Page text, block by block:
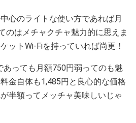
心のライトな使い方であれば月
のはメチャクチャ魅力的に思えま
ットWi-Fiを持っていれば尚更！
あっても月額750円弱ってのも魅
金自体も1,485円と良心的な価格
半額ってメッチャ美味しいじゃ